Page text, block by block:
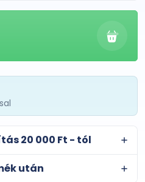
20 000 Ft - tól
után